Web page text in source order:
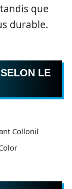
que
durable.
LE
Collonil